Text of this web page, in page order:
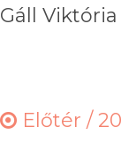
Gáll
Előtér /